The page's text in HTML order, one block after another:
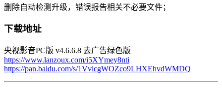
删除自动检测升级，错误报告相关不必要文件；
下载地址
央视影音PC版 v4.6.6.8 去广告绿色版
https://www.lanzoux.com/i5XYmey8nti
https://pan.baidu.com/s/1VvicgWOZco9LHXEhvdWMDQ